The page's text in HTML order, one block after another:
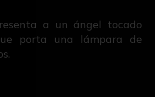
a un ángel tocado
porta una lámpara de